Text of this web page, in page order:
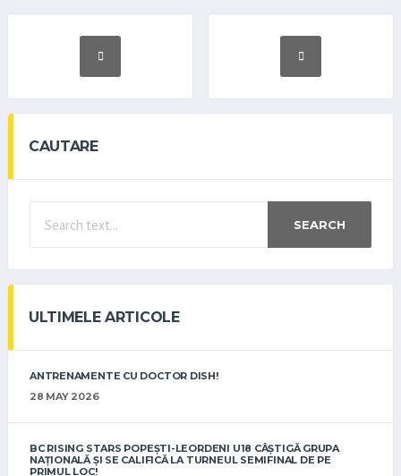
CAUTARE
SEARCH
ULTIMELE ARTICOLE
ANTRENAMENTE CU DOCTOR DISH!
28 MAY 2026
BC RISING STARS POPEȘTI-LEORDENI U18 CÂȘTIGĂ GRUPA
NAȚIONALĂ ȘI SE CALIFICĂ LA TURNEUL SEMIFINAL DE PE
PRIMUL LOC!